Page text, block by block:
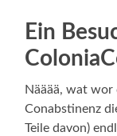
Ein
Nääää, wat wor
Conabstinenz
Teile davon)